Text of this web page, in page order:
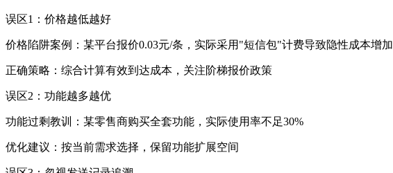
误区1：价格越低越好
价格陷阱案例：某平台报价0.03元/条，实际采用"短信包"计费导致隐性成本增加
正确策略：综合计算有效到达成本，关注阶梯报价政策
误区2：功能越多越优
功能过剩教训：某零售商购买全套功能，实际使用率不足30%
优化建议：按当前需求选择，保留功能扩展空间